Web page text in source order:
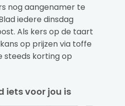
nog aangenamer te
iedere dinsdag
Als kers op de taart
op prijzen via toffe
steeds korting op
iets voor jou is